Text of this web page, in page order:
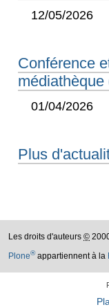
12/05/2026
Conférence
médiathèque
01/04/2026
Plus
Les droits d'auteurs ©
Plone®appartiennent à la